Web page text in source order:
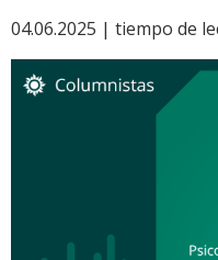
04.06.2025 | tiempo de